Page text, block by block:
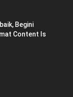
Begini
Content Is